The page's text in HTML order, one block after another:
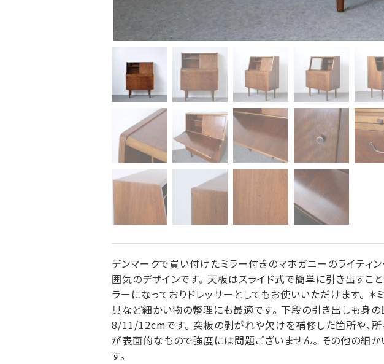
デンマークで買い付けたミラー付きのマホガニーのライティ
囲気のデザインです。 天板はスライド式で簡単に引き出すこ
ラーになっておりドレッサーとしてもお使いいただけます。
具など細かい物の整理にも最適です。 下段の引き出しも身
8/11/12cmです。 突板の剥がれや欠けを補修した箇所や、
が表面的なもので強度には問題ございません。 その他の細
す。